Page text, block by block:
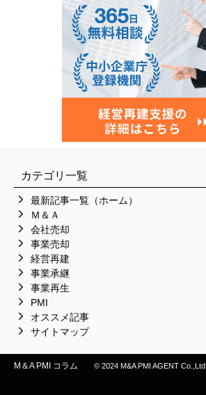
カテゴリ一覧
最新記事一覧（ホーム）
Ｍ＆Ａ
会社売却
事業売却
経営再建
事業承継
事業再生
PMI
オススメ記事
サイトマップ
M＆A PMI コラム © 2024 M&A PMI AGENT Co.,Ltd.